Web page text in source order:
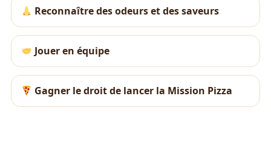
Reconnaître des odeurs et des saveurs
Jouer en équipe
Gagner le droit de lancer la Mission Pizza